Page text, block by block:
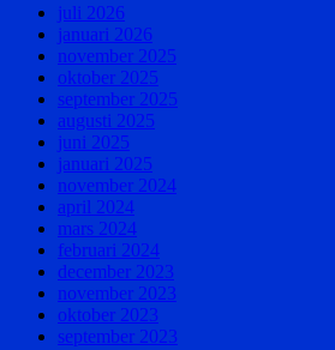
juli 2026
januari 2026
november 2025
oktober 2025
september 2025
augusti 2025
juni 2025
januari 2025
november 2024
april 2024
mars 2024
februari 2024
december 2023
november 2023
oktober 2023
september 2023